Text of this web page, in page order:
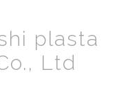
plasta
Ltd